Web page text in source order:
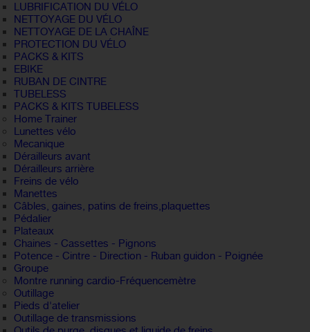
LUBRIFICATION DU VÉLO
NETTOYAGE DU VÉLO
NETTOYAGE DE LA CHAÎNE
PROTECTION DU VÉLO
PACKS & KITS
EBIKE
RUBAN DE CINTRE
TUBELESS
PACKS & KITS TUBELESS
Home Trainer
Lunettes vélo
Mecanique
Dérailleurs avant
Dérailleurs arrière
Freins de vélo
Manettes
Câbles, gaines, patins de freins,plaquettes
Pédalier
Plateaux
Chaines - Cassettes - Pignons
Potence - Cintre - Direction - Ruban guidon - Poignée
Groupe
Montre running cardio-Fréquencemètre
Outillage
Pieds d'atelier
Outillage de transmissions